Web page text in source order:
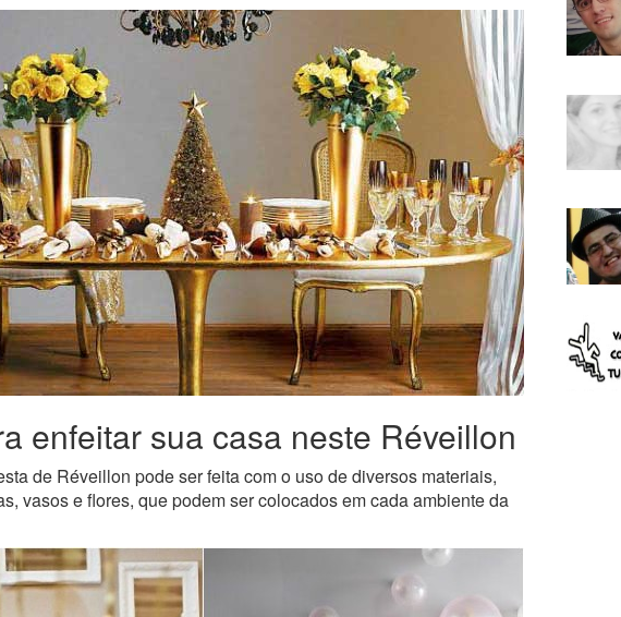
enfeitar sua casa neste Réveillon
de Réveillon pode ser feita com o uso de diversos materiais,
vasos e flores, que podem ser colocados em cada ambiente da